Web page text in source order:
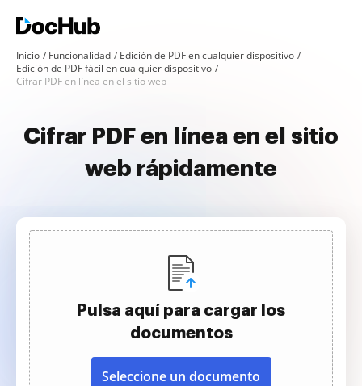
Inicio Funcionalidad
Edición de PDF en cualquier dispositivo
Edición de PDF fácil en cualquier dispositivo
Cifrar PDF en línea en el sitio web
Cifrar PDF en línea en el sitio
web rápidamente
Pulsa aquí para cargar los
documentos
Seleccione un documento